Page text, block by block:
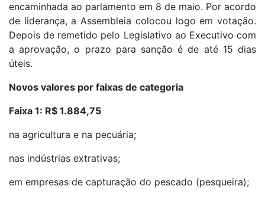
encaminhada ao parlamento em 8 de maio. Por acordo
de liderança, a Assembleia colocou logo em votação.
Depois de remetido pelo Legislativo ao Executivo com
a aprovação, o prazo para sanção é de até 15 dias
úteis.
Novos valores por faixas de categoria
Faixa 1: R$ 1.884,75
na agricultura e na pecuária;
nas indústrias extrativas;
em empresas de capturação do pescado (pesqueira);